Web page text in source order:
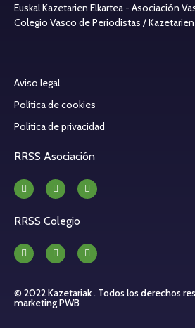
Euskal Kazetarien Elkartea - Asociación
Colegio Vasco de Periodistas / Kazetarien
Aviso legal
Política de cookies
Política de privacidad
RRSS Asociación
RRSS Colegio
© 2022 Kazetariak . Todos los derechos
marketing PWB